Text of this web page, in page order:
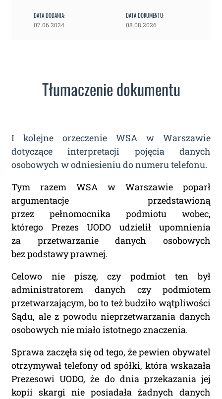
DATA DODANIA:
07.06.2024
DATA DOKUMENTU:
08.08.2026
Tłumaczenie dokumentu
I kolejne orzeczenie WSA w Warszawie
dotyczące interpretacji pojęcia danych
osobowych w odniesieniu do numeru telefonu.
Tym razem WSA w Warszawie poparł
argumentacje przedstawioną
przez pełnomocnika podmiotu wobec,
którego Prezes UODO udzielił upomnienia
za przetwarzanie danych osobowych
bez podstawy prawnej.
Celowo nie piszę, czy podmiot ten był
administratorem danych czy podmiotem
przetwarzającym, bo to też budziło wątpliwości
Sądu, ale z powodu nieprzetwarzania danych
osobowych nie miało istotnego znaczenia.
Sprawa zaczęła się od tego, że pewien obywatel
otrzymywał telefony od spółki, która wskazała
Prezesowi UODO, że do dnia przekazania jej
kopii skargi nie posiadała żadnych danych